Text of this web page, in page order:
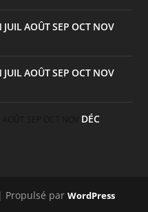
JUILAOÛTSEP OCT NOV
JUILAOÛTSEP OCT NOV
DÉC
| Propulsé par WordPress